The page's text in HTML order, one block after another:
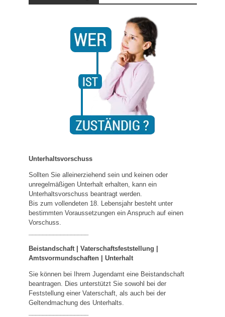
Unterhaltsvorschuss
Sollten Sie alleinerziehend sein und keinen oder
unregelmäßigen Unterhalt erhalten, kann ein
Unterhaltsvorschuss beantragt werden.
Bis zum vollendeten 18. Lebensjahr besteht unter
bestimmten Voraussetzungen ein Anspruch auf einen
Vorschuss.
Beistandschaft | Vaterschaftsfeststellung |
Amtsvormundschaften| Unterhalt
Sie können bei Ihrem Jugendamt eine Beistandschaft
beantragen. Dies unterstützt Sie sowohl bei der
Feststellung einer Vaterschaft, als auch bei der
Geltendmachung des Unterhalts.